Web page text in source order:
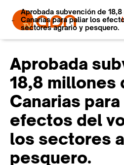
Aprobada subvención de
Canarias para paliar los
sectores agrario y pesquero.
Aprobada
18,8 millones
Canarias
efectos del
los sectores
pesquero.